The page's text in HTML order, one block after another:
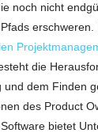
noch nicht
die
und dem Finden
des Product
bietet